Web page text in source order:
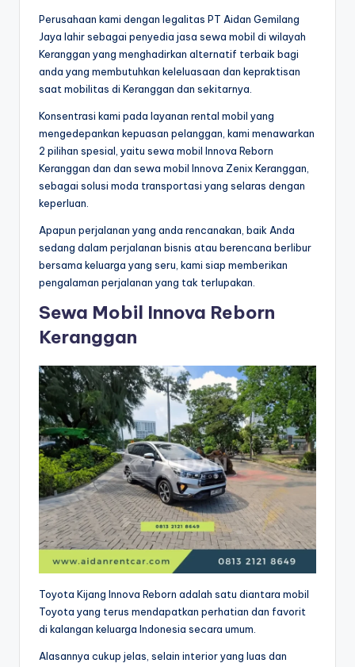
Perusahaan kami dengan legalitas PT Aidan Gemilang
Jaya lahir sebagai penyedia jasa sewa mobil di wilayah
Keranggan yang menghadirkan alternatif terbaik bagi
anda yang membutuhkan keleluasaan dan kepraktisan
saat mobilitas di Keranggan dan sekitarnya.
Konsentrasi kami pada layanan rental mobil yang
mengedepankan kepuasan pelanggan, kami menawarkan
2 pilihan spesial, yaitu sewa mobil Innova Reborn
Keranggan dan dan sewa mobil Innova Zenix Keranggan,
sebagai solusi moda transportasi yang selaras dengan
keperluan.
Apapun perjalanan yang anda rencanakan, baik Anda
sedang dalam perjalanan bisnis atau berencana berlibur
bersama keluarga yang seru, kami siap memberikan
pengalaman perjalanan yang tak terlupakan.
Sewa Mobil Innova Reborn
Keranggan
Toyota Kijang Innova Reborn adalah satu diantara mobil
Toyota yang terus mendapatkan perhatian dan favorit
di kalangan keluarga Indonesia secara umum.
Alasannya cukup jelas, selain interior yang luas dan